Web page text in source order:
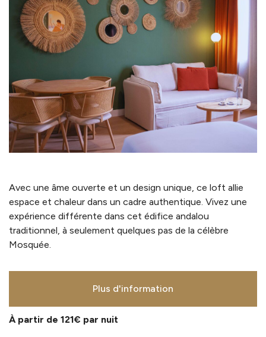
Avec une âme ouverte et un design unique, ce loft allie
espace et chaleur dans un cadre authentique. Vivez une
expérience différente dans cet édifice andalou
traditionnel, à seulement quelques pas de la célèbre
Mosquée.
Plus d'information
À partir de 121€ par nuit